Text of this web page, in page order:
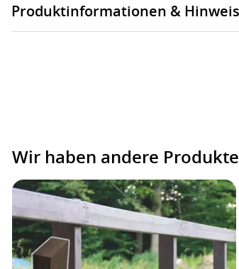
Produktinformationen &
Wir haben andere